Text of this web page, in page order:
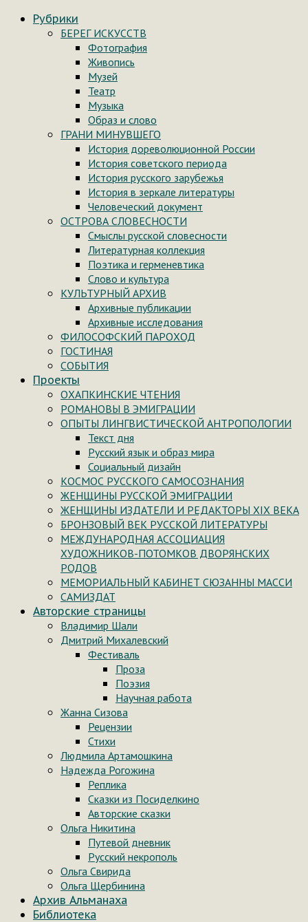
Рубрики
БЕРЕГ ИСКУССТВ
Фотография
Живопись
Музей
Театр
Музыка
Образ и слово
ГРАНИ МИНУВШЕГО
История дореволюционной России
История советского периода
История русского зарубежья
История в зеркале литературы
Человеческий документ
ОСТРОВА СЛОВЕСНОСТИ
Смыслы русской словесности
Литературная коллекция
Поэтика и герменевтика
Слово и культура
КУЛЬТУРНЫЙ АРХИВ
Архивные публикации
Архивные исследования
ФИЛОСОФСКИЙ ПАРОХОД
ГОСТИНАЯ
СОБЫТИЯ
Проекты
ОХАПКИНСКИЕ ЧТЕНИЯ
РОМАНОВЫ В ЭМИГРАЦИИ
ОПЫТЫ ЛИНГВИСТИЧЕСКОЙ АНТРОПОЛОГИИ
Текст дня
Русский язык и образ мира
Социальный дизайн
КОСМОС РУССКОГО САМОСОЗНАНИЯ
ЖЕНЩИНЫ РУССКОЙ ЭМИГРАЦИИ
ЖЕНЩИНЫ ИЗДАТЕЛИ И РЕДАКТОРЫ XIX ВЕКА
БРОНЗОВЫЙ ВЕК РУССКОЙ ЛИТЕРАТУРЫ
МЕЖДУНАРОДНАЯ АССОЦИАЦИЯ
ХУДОЖНИКОВ-ПОТОМКОВ ДВОРЯНСКИХ
РОДОВ
МЕМОРИАЛЬНЫЙ КАБИНЕТ СЮЗАННЫ МАССИ
САМИЗДАТ
Авторские страницы
Владимир Шали
Дмитрий Михалевский
Фестиваль
Проза
Поэзия
Научная работа
Жанна Сизова
Рецензии
Стихи
Людмила Артамошкина
Надежда Рогожина
Реплика
Сказки из Посиделкино
Авторские сказки
Ольга Никитина
Путевой дневник
Русский некрополь
Ольга Свирида
Ольга Щербинина
Архив Альманаха
Библиотека